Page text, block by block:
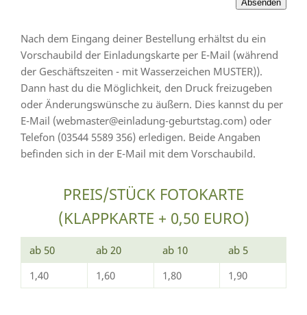
Nach dem Eingang deiner Bestellung erhältst du ein
Vorschaubild der Einladungskarte per E-Mail (während
der Geschäftszeiten - mit Wasserzeichen MUSTER)).
Dann hast du die Möglichkeit, den Druck freizugeben
oder Änderungswünsche zu äußern. Dies kannst du per
E-Mail (webmaster@einladung-geburtstag.com) oder
Telefon (03544 5589 356) erledigen. Beide Angaben
befinden sich in der E-Mail mit dem Vorschaubild.
PREIS/STÜCK FOTOKARTE
(KLAPPKARTE + 0,50 EURO)
ab 50 ab 20 ab 10
ab 5
1,40
1,60 1,80 1,90